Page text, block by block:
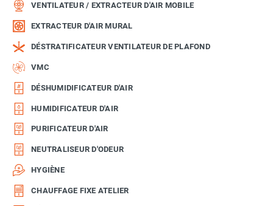
VENTILATEUR / EXTRACTEUR D'AIR MOBILE
EXTRACTEUR D'AIR MURAL
DÉSTRATIFICATEUR VENTILATEUR DE PLAFOND
VMC
DÉSHUMIDIFICATEUR D'AIR
HUMIDIFICATEUR D'AIR
PURIFICATEUR D'AIR
NEUTRALISEUR D'ODEUR
HYGIÈNE
CHAUFFAGE FIXE ATELIER